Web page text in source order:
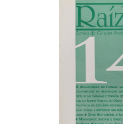
Barra
lateral
de